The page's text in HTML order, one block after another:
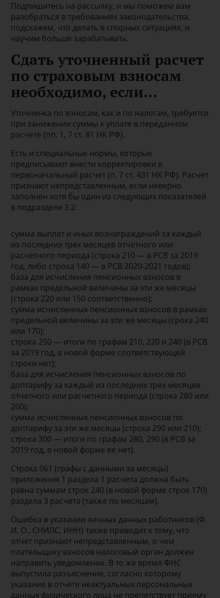
Подпишитесь на рассылку, и мы поможем вам
разобраться в требованиях законодательства,
подскажем, что делать в спорных ситуациях, и
научим больше зарабатывать.
Сдать уточненный расчет
по страховым взносам
необходимо, если…
Уточненка по взносам, как и по налогам, требуется
при занижении суммы к уплате в переданном
расчете (пп. 1, 7 ст. 81 НК РФ).
Есть и специальные нормы, которые
предписывают внести корректировки в
первоначальный расчет (п. 7 ст. 431 НК РФ). Расчет
признают непредставленным, если неверно
заполнен хотя бы один из следующих показателей
в подразделе 3.2:
сумма выплат и иных вознаграждений за каждый
из последних трех месяцев отчетного или
расчетного периода (строка 210 — в РСВ за 2019
год, либо строка 140 — в РСВ 2020-2021 годов);
база для исчисления пенсионных взносов в
рамках предельной величины за эти же месяцы
(строка 220 или 150 соответственно);
сумма исчисленных пенсионных взносов в рамках
предельной величины за эти же месяцы (срока 240
или 170);
строка 250 — итоги по графам 210, 220 и 240 (в РСВ
за 2019 год, в новой форме соответствующей
строки нет);
база для исчисления пенсионных взносов по
доптарифу за каждый из последних трех месяцев
отчетного или расчетного периода (строка 280 или
200);
сумма исчисленных пенсионных взносов по
доптарифу за эти же месяцы (строка 290 или 210);
строка 300 — итоги по графам 280, 290 (в РСВ за
2019 год, в новой форме ее нет).
Строка 061 (графы с данными за месяцы)
приложения 1 раздела 1 расчета должна быть
равна суммам строк 240 (в новой форме строк 170)
раздела 3 расчета (также по месяцам).
Ошибка в указании личных данных работников (Ф.
И. О., СНИЛС, ИНН) также приводит к тому, что
отчет признают непредставленным, о чем
плательщику взносов налоговый орган должен
направить уведомление. В то же время ФНС
выпустила разъяснение, согласно которому
указание в отчете неактуальных персональных
данных физического лица не препятствует приему